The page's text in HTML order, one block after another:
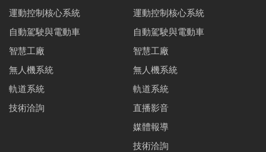
運動控制核心系統
自動駕駛與電動車
智慧工廠
無人機系統
軌道系統
技術洽詢
運動控制核心系統
自動駕駛與電動車
智慧工廠
無人機系統
軌道系統
直播影音
媒體報導
技術洽詢